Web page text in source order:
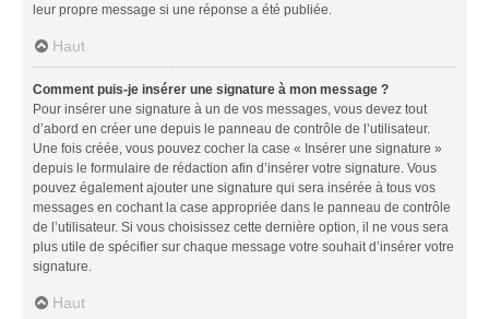
leur propre message si une réponse a été publiée.
Haut
Comment puis-je insérer une signature à mon message ?
Pour insérer une signature à un de vos messages, vous devez tout
d’abord en créer une depuis le panneau de contrôle de l’utilisateur.
Une fois créée, vous pouvez cocher la case « Insérer une signature »
depuis le formulaire de rédaction afin d’insérer votre signature. Vous
pouvez également ajouter une signature qui sera insérée à tous vos
messages en cochant la case appropriée dans le panneau de contrôle
de l’utilisateur. Si vous choisissez cette dernière option, il ne vous sera
plus utile de spécifier sur chaque message votre souhait d’insérer votre
signature.
Haut